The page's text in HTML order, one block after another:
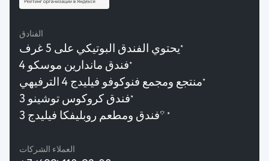
الفنادق
يحتوي الفندق البوتيكي على 5 غرف★
فندق ماندارين موسكو 4★
منتجع ومجمع فنوكوفو فيليدج 4 الترفيهي★
فندق كروكوس توشينو 3★
فندق ومطعم روبليفكا فيليدج 3* ★
العملاء الشركات